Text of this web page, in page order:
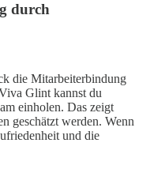
durch
die Mitarbeiterbindung
Glint kannst du
einholen. Das zeigt
geschätzt werden. Wenn
und die